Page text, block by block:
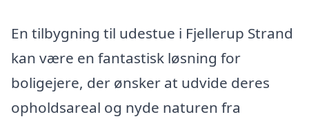
En tilbygning til udestue i Fjellerup Strand
kan være en fantastisk løsning for
boligejere, der ønsker at udvide deres
opholdsareal og nyde naturen fra